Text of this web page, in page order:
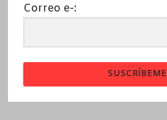
Correo e-:
SUSCRÍBEME